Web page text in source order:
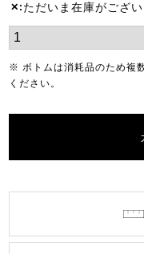
✕ ただいま在庫がござい
※ ボトムは消耗品のため複
ください。